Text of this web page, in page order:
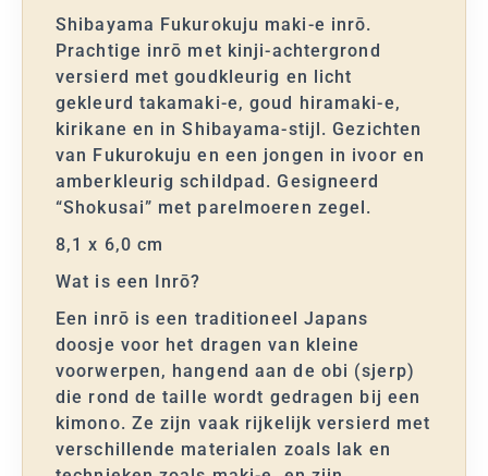
Shibayama Fukurokuju maki-e inrō.
Prachtige inrō met kinji-achtergrond
versierd met goudkleurig en licht
gekleurd takamaki-e, goud hiramaki-e,
kirikane en in Shibayama-stijl. Gezichten
van Fukurokuju en een jongen in ivoor en
amberkleurig schildpad. Gesigneerd
“Shokusai” met parelmoeren zegel.
8,1 x 6,0 cm
Wat is een Inrō?
Een inrō is een traditioneel Japans
doosje voor het dragen van kleine
voorwerpen, hangend aan de obi (sjerp)
die rond de taille wordt gedragen bij een
kimono. Ze zijn vaak rijkelijk versierd met
verschillende materialen zoals lak en